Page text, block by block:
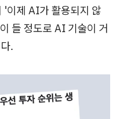
'이제 AI가 활용되지 않
들 정도로 AI 기술이 거
.